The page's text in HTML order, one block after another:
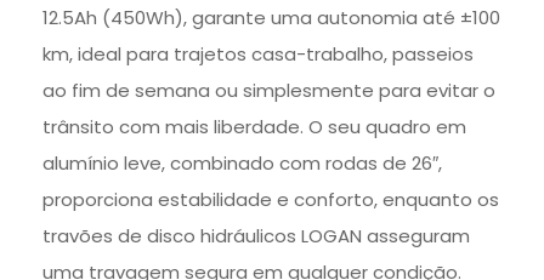
12.5Ah (450Wh), garante uma autonomia até ±100
km, ideal para trajetos casa-trabalho, passeios
ao fim de semana ou simplesmente para evitar o
trânsito com mais liberdade. O seu quadro em
alumínio leve, combinado com rodas de 26″,
proporciona estabilidade e conforto, enquanto os
travões de disco hidráulicos LOGAN asseguram
uma travagem segura em qualquer condição.